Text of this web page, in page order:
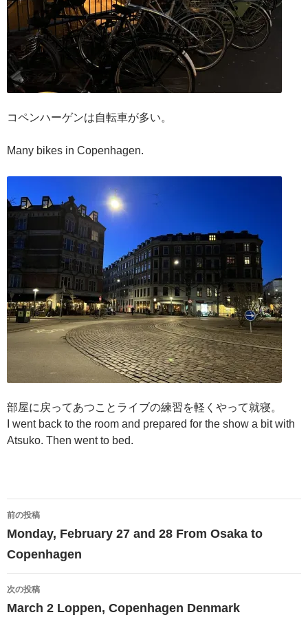
コペンハーゲンは自転車が多い。
Many bikes in Copenhagen.
部屋に戻ってあつことライブの練習を軽くやって就寝。
I went back to the room and prepared for the show a bit with
Atsuko. Then went to bed.
投
稿
ナ
ビ
ゲ
前の投稿
Monday, February 27 and 28 From Osaka to
Copenhagen
次の投稿
March 2 Loppen, Copenhagen Denmark